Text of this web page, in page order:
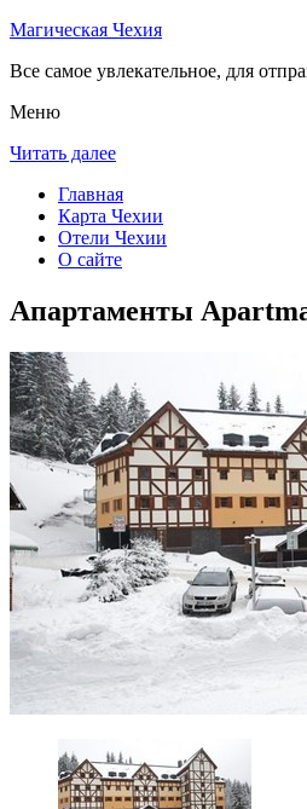
Магическая Чехия
Все самое увлекательное, для
Меню
Читать далее
Главная
Карта Чехии
Отели Чехии
О сайте
Апартаменты